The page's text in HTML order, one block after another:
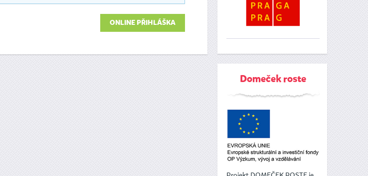
ONLINE PŘIHLÁŠKA
Domeček roste